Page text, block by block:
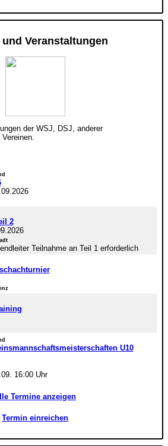
Veranstaltungen
der WSJ, DSJ, anderer
2
Teilnahme an Teil 1 erforderlich
U10
16:00 Uhr
Termine anzeigen
Termin einreichen